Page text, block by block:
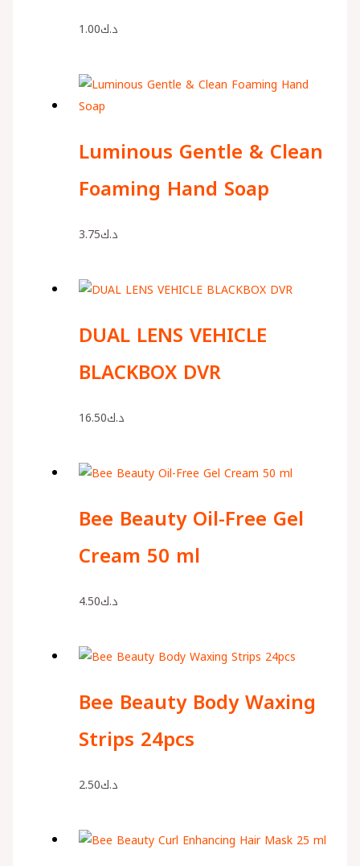
د.ك1.00
Luminous Gentle & Clean
Foaming Hand Soap
د.ك3.75
DUAL LENS VEHICLE
BLACKBOX DVR
د.ك16.50
Bee Beauty Oil-Free Gel
Cream 50 ml
د.ك4.50
Bee Beauty Body Waxing
Strips 24pcs
د.ك2.50